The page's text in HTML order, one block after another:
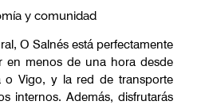
y comunidad
O Salnés está perfectamente
en menos de una hora desde
o Vigo, y la red de transporte
internos. Además, disfrutarás